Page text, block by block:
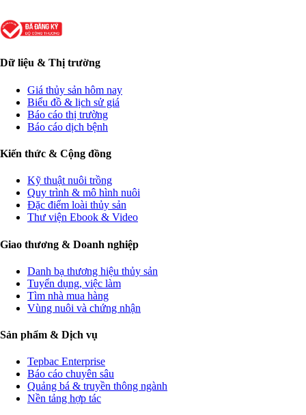
Dữ liệu & Thị trường
Giá thủy sản hôm nay
Biểu đồ & lịch sử giá
Báo cáo thị trường
Báo cáo dịch bệnh
Kiến thức & Cộng đồng
Kỹ thuật nuôi trồng
Quy trình & mô hình nuôi
Đặc điểm loài thủy sản
Thư viện Ebook & Video
Giao thương & Doanh nghiệp
Danh bạ thương hiệu thủy sản
Tuyển dụng, việc làm
Tìm nhà mua hàng
Vùng nuôi và chứng nhận
Sản phẩm & Dịch vụ
Tepbac Enterprise
Báo cáo chuyên sâu
Quảng bá & truyền thông ngành
Nền tảng hợp tác